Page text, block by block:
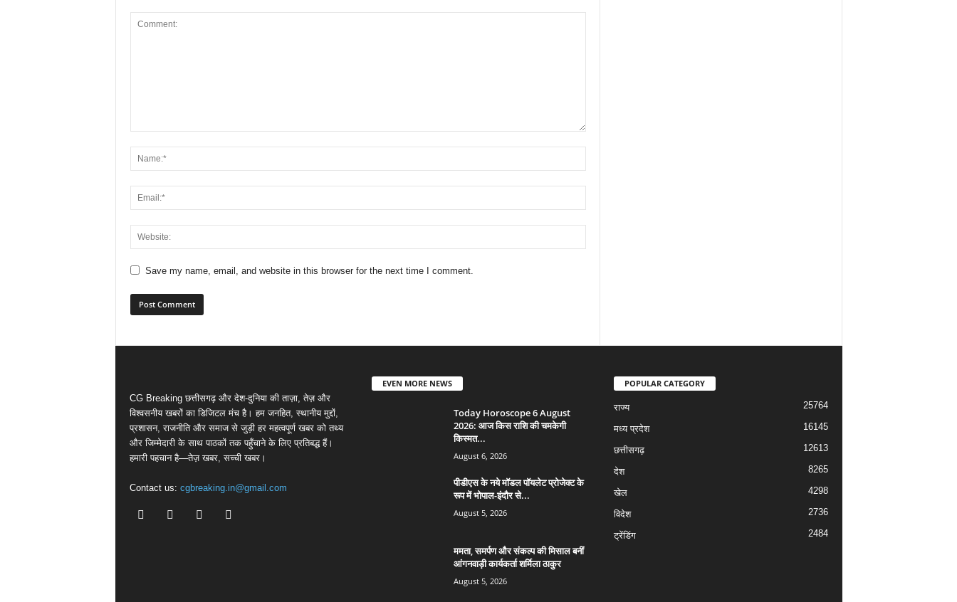
Save my name, email, and website in this browser for the next time I comment.
CG Breaking छत्तीसगढ़ और देश-दुनिया की ताज़ा, तेज़ और
विश्वसनीय खबरों का डिजिटल मंच है। हम जनहित, स्थानीय मुद्दों,
प्रशासन, राजनीति और समाज से जुड़ी हर महत्वपूर्ण खबर को तथ्य
और जिम्मेदारी के साथ पाठकों तक पहुँचाने के लिए प्रतिबद्ध हैं।
हमारी पहचान है—तेज़ खबर, सच्ची खबर।
Contact us: cgbreaking.in@gmail.com
EVEN MORE NEWS
Today Horoscope 6 August
2026: आज किस राशि की चमकेगी
किस्मत...
August 6, 2026
पीडीएस के नये मॉडल पॉयलेट प्रोजेक्ट के
रूप में भोपाल-इंदौर से...
August 5, 2026
ममता, समर्पण और संकल्प की मिसाल बनीं
आंगनवाड़ी कार्यकर्ता शर्मिला ठाकुर
August 5, 2026
POPULAR CATEGORY
राज्य 25764
मध्य प्रदेश 16145
छत्तीसगढ़ 12613
देश 8265
खेल 4298
विदेश 2736
ट्रेंडिंग 2484